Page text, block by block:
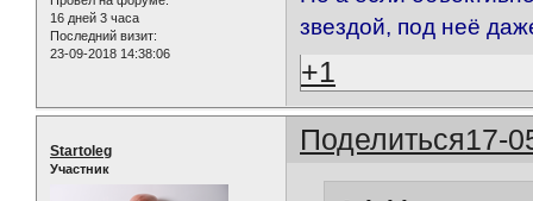
16 дней 3 часа
Последний визит:
23-09-2018 14:38:06
звездой, под неё
+1
Поделиться17-
Startoleg
Участник